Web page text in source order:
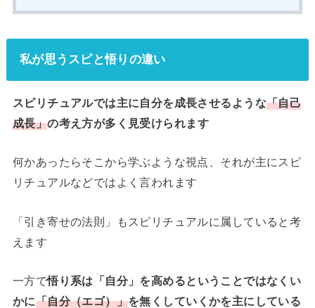
私が思うスピと悟りの違い
スピリチュアルでは主に自分を成長させるような「自己
成長」の考え方が多く見受けられます
何かあったらそこから学ぶような視点、それが主にスピ
リチュアルなどではよく言われます
「引き寄せの法則」もスピリチュアルに属していると考
えます
一方で悟り系は「自分」を高めるということではなくい
かに「自分（エゴ）」を無くしていくかを主にしている